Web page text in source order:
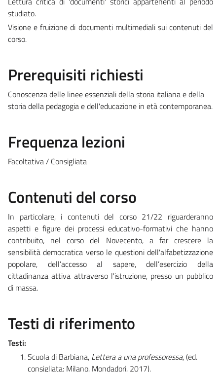
studiato.
Visione e fruizione di documenti multimediali sui contenuti del
corso.
Prerequisiti richiesti
Conoscenza delle linee essenziali della storia italiana e della
storia della pedagogia e dell'educazione in età contemporanea.
Frequenza lezioni
Facoltativa / Consigliata
Contenuti del corso
In particolare, i contenuti del corso 21/22 riguarderanno
aspetti e figure dei processi educativo-formativi che hanno
contribuito, nel corso del Novecento, a far crescere la
sensibilità democratica verso le questioni dell'alfabetizzazione
popolare, dell’accesso al sapere, dell’esercizio della
cittadinanza attiva attraverso l'istruzione, presso un pubblico
di massa.
Testi di riferimento
Testi:
Scuola di Barbiana, Lettera a una professoressa, (ed.
consigliata: Milano, Mondadori, 2017).